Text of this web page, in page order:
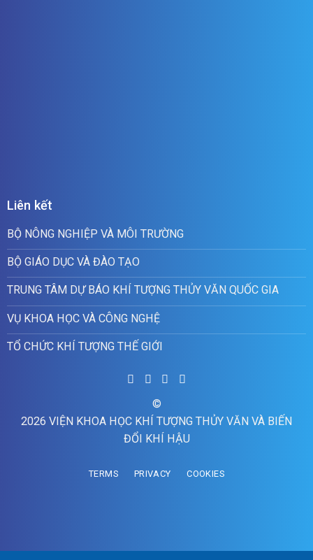
Liên kết
BỘ NÔNG NGHIỆP VÀ MÔI TRƯỜNG
BỘ GIÁO DỤC VÀ ĐÀO TẠO
TRUNG TÂM DỰ BÁO KHÍ TƯỢNG THỦY VĂN QUỐC GIA
VỤ KHOA HỌC VÀ CÔNG NGHỆ
TỔ CHỨC KHÍ TƯỢNG THẾ GIỚI
©
2026 VIỆN KHOA HỌC KHÍ TƯỢNG THỦY VĂN VÀ BIẾN
ĐỔI KHÍ HẬU
TERMS PRIVACY COOKIES